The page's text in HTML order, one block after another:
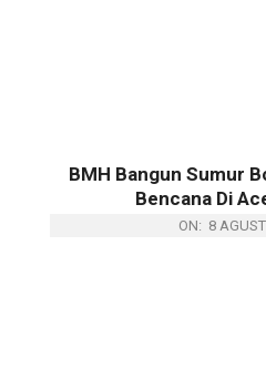
BMH Bangun Sumur
Bencana Di
ON: 8